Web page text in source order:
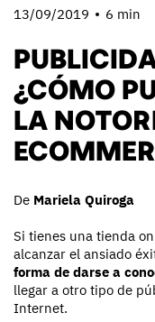
13/09/2019 6 min
¿CÓMO
LA
De Mariela Quiroga
Si tienes una tienda
alcanzar el ansiado
forma de darse a
llegar a otro tipo de
Internet.